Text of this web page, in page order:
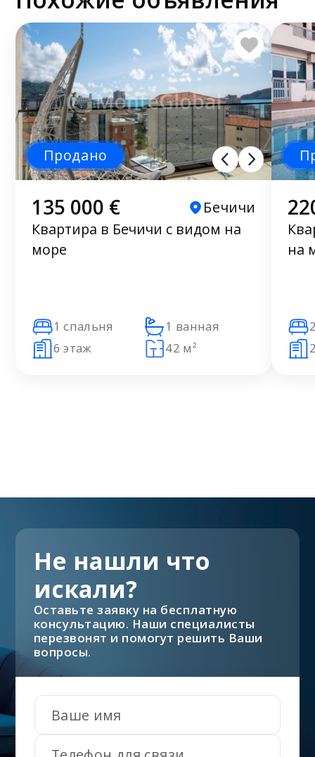
Продано
135 000 €
Бечичи
Квартира в Бечичи с видом на
море
1 спальня
1 ванная
6 этаж
42 м²
на
Не нашли что
искали?
Оставьте заявку на бесплатную
консультацию. Наши специалисты
перезвонят и помогут решить Ваши
вопросы.